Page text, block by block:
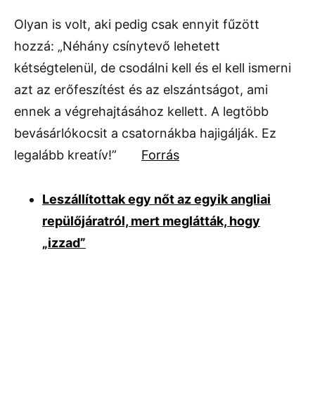
Olyan is volt, aki pedig csak ennyit fűzött
hozzá: „Néhány csínytevő lehetett
kétségtelenül, de csodálni kell és el kell ismerni
azt az erőfeszítést és az elszántságot, ami
ennek a végrehajtásához kellett. A legtöbb
bevásárlókocsit a csatornákba hajigálják. Ez
legalább kreatív!” Forrás
Leszállítottak egy nőt az egyik angliai
repülőjáratról, mert meglátták, hogy
„izzad”